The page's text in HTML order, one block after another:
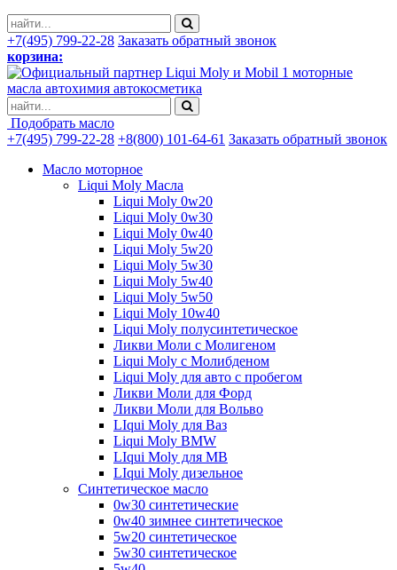
+7(495) 799-22-28 Заказать обратный звонок
корзина:
моторные
масла автохимия автокосметика
Подобрать масло
+7(495) 799-22-28 +8(800) 101-64-61 Заказать обратный звонок
Масло моторное
Liqui Moly Масла
Liqui Moly 0w20
Liqui Moly 0w30
Liqui Moly 0w40
Liqui Moly 5w20
Liqui Moly 5w30
Liqui Moly 5w40
Liqui Moly 5w50
Liqui Moly 10w40
Liqui Moly полусинтетическое
Ликви Моли с Молигеном
Liqui Moly с Молибденом
Liqui Moly для авто с пробегом
Ликви Моли для Форд
Ликви Моли для Вольво
LIqui Moly для Ваз
Liqui Moly BMW
LIqui Moly для MB
LIqui Moly дизельное
Синтетическое масло
0w30 синтетические
0w40 зимнее синтетическое
5w20 синтетическое
5w30 синтетическое